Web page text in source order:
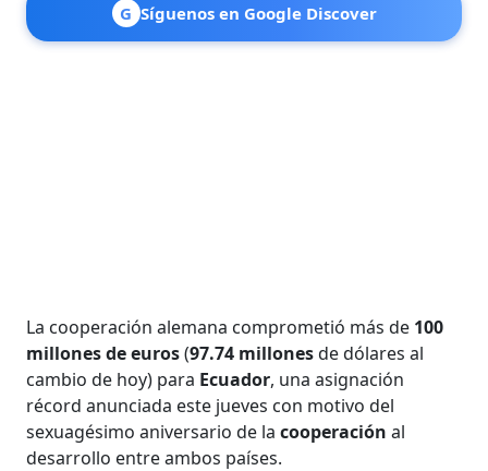
G Síguenos en Google Discover
La cooperación alemana comprometió más de 100
millones de euros(97.74 millonesde dólares al
cambio de hoy) para Ecuador, una asignación
récord anunciada este jueves con motivo del
sexuagésimo aniversario de lacooperación al
desarrollo entre ambos países.